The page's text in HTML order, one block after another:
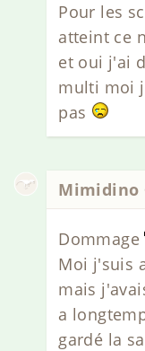
Pour les
atteint ce
et oui j'ai
multi moi
pas
Mimidino
Dommage
Moi j'suis
mais
a
gardé la